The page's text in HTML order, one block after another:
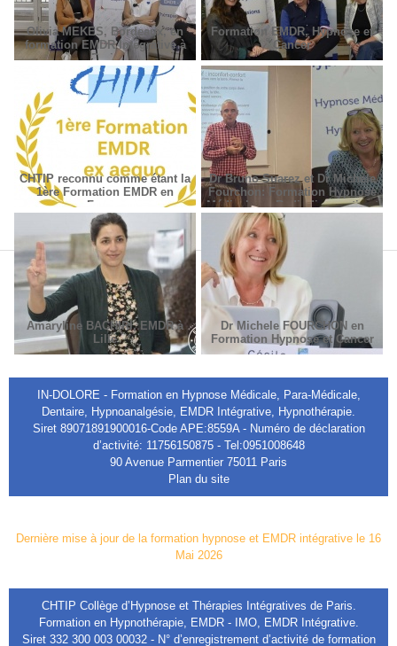
Olivia MEKES, Bordeaux, en
formation EMDR Intégrative à
Paris
Formation EMDR, Hypnose et
Cancer
CHTIP reconnu comme étant la
1ère Formation EMDR en
France
Dr Bruno Suarez et Dr Michèle
Fourchon: Formation Hypnose
Médicale en Radiodiagnostic et
Radiothérapie.
Amaryline BACHIRI, EMDR à
Lille
Dr Michele FOURCHON en
Formation Hypnose et Cancer
IN-DOLORE - Formation en Hypnose Médicale, Para-Médicale,
Dentaire, Hypnoanalgésie, EMDR Intégrative, Hypnothérapie.
Siret 89071891900016-Code APE:8559A - Numéro de déclaration
d’activité: 11756150875 - Tel:0951008648
90 Avenue Parmentier 75011 Paris
Plan du site
Dernière mise à jour de la formation hypnose et EMDR intégrative le 16
Mai 2026
CHTIP Collège d’Hypnose et Thérapies Intégratives de Paris.
Formation en Hypnothérapie, EMDR - IMO, EMDR Intégrative.
Siret 332 300 003 00032 - N° d’enregistrement d’activité de formation